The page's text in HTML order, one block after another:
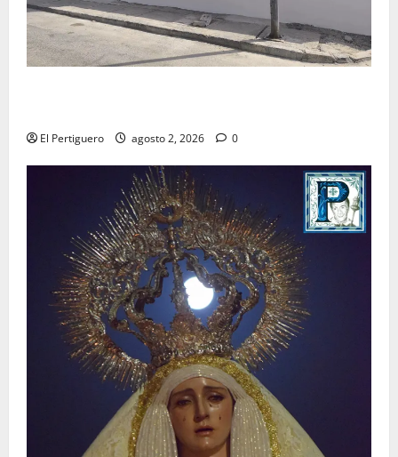
El Pertiguero agosto 2, 2026 0